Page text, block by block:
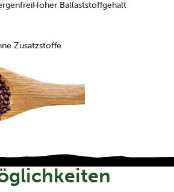
Hoher Ballaststoffgehalt
Zusatzstoffe